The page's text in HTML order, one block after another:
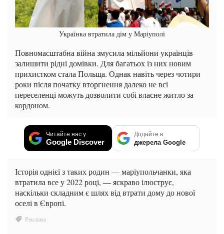
Українка втратила дім у Маріуполі
Повномасштабна війна змусила мільйони українців
залишити рідні домівки. Для багатьох із них новим
прихистком стала Польща. Однак навіть через чотири
роки після початку вторгнення далеко не всі
переселенці можуть дозволити собі власне житло за
кордоном.
Читайте нас у
Google Discover
Додайте в
джерела Google
Історія однієї з таких родин — маріупольчанки, яка
втратила все у 2022 році, — яскраво ілюструє,
наскільки складним є шлях від втрати дому до нової
оселі в Європі.